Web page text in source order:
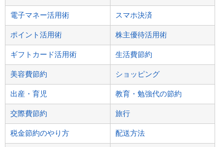
電子マネー活用術 スマホ決済
ポイント活用術 株主優待活用術
ギフトカード活用術 生活費節約
美容費節約 ショッピング
出産・育児 教育・勉強代の節約
交際費節約 旅行
税金節約のやり方 配送方法